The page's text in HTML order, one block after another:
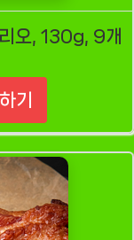
오, 130g, 9개
기